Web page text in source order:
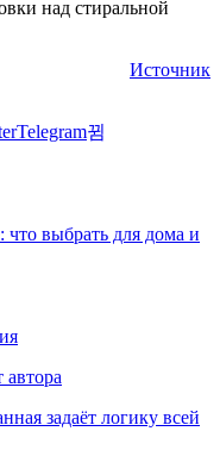
Источник
Telegram
выбрать для дома и
задаёт логику всей